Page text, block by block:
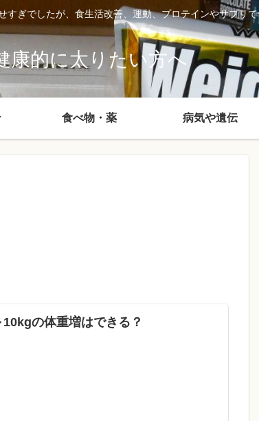
すぎでしたが、食生活改善、運動、プロテインやサプリ
康的に太りたい方へ
食べ物・薬 病気や遺伝
の体重増はできる？